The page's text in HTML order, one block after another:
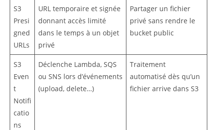
S3
Presi
gned
URLs
URL temporaire et signée
donnant accès limité
dans le temps à un objet
privé
Partager un fichier
privé sans rendre le
bucket public
S3
Even
t
Notifi
catio
ns
Déclenche Lambda, SQS
ou SNS lors d’événements
(upload, delete…)
Traitement
automatisé dès qu’un
fichier arrive dans S3